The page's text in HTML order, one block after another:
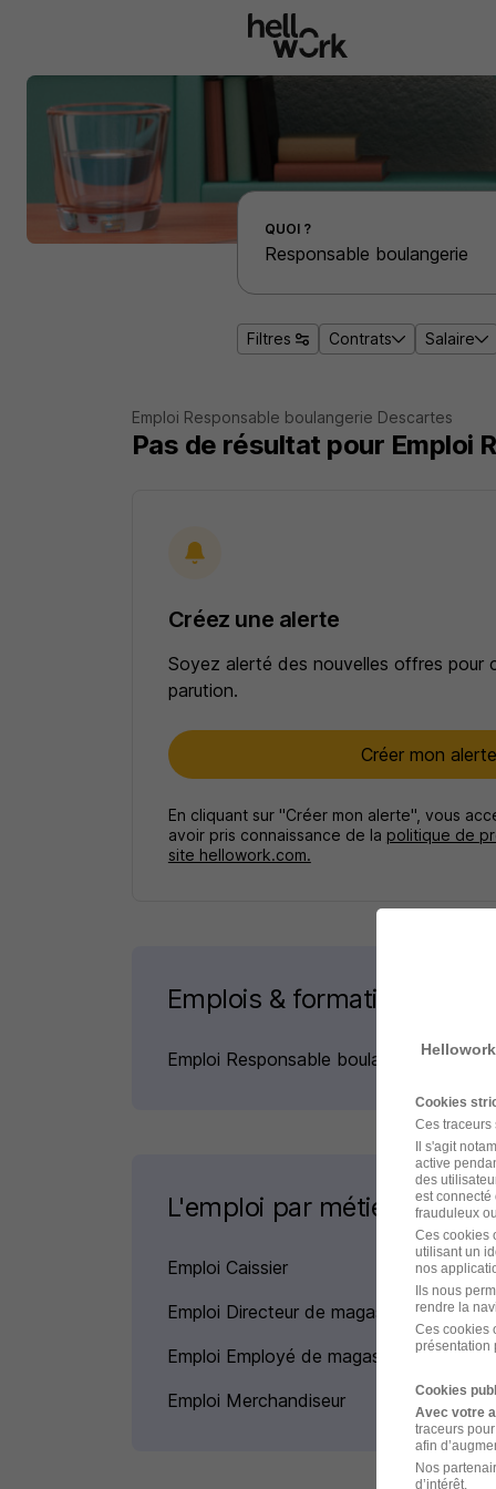
Effectuer une recherche d'emploi par localité
QUOI ?
Filtres Contrats Salaire
Emploi Responsable boulangerie Descartes
Pas de résultat pour Emploi
Créez une alerte
Soyez alerté des nouvelles offres pour
parution.
Créer mon alerte
En cliquant sur "Créer mon alerte", vous
avoir pris connaissance de la politique de
site hellowork.com.
Emplois & formations
Emploi Responsable boulangerie
L'emploi par métier
Emploi Caissier
Emploi Directeur de magasin
Emploi Employé de magasin
Emploi Merchandiseur
Cookies
Ces traceurs
Il s'agit
active
des
est connecté
frauduleux
Ces cookies
utilisant un
nos
Ils nous
rendre la
Ces cookies
présentation
Cookies
Avec votre
traceurs
afin
Nos
d’intérêt.